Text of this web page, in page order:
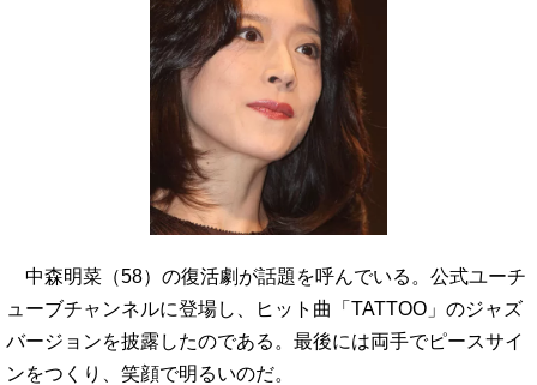
中森明菜（58）の復活劇が話題を呼んでいる。公式ユーチ
ューブチャンネルに登場し、ヒット曲「TATTOO」のジャズ
バージョンを披露したのである。最後には両手でピースサイ
ンをつくり、笑顔で明るいのだ。